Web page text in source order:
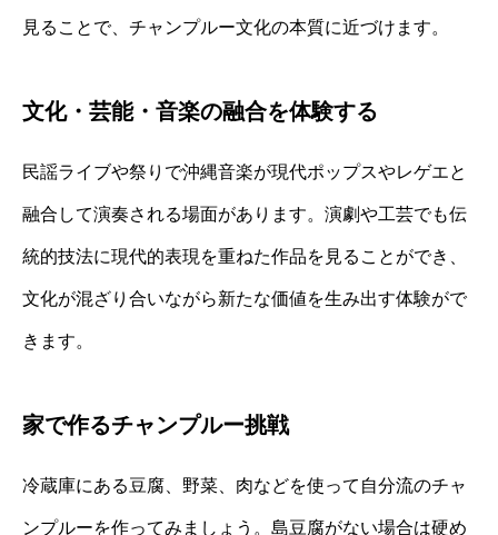
見ることで、チャンプルー文化の本質に近づけます。
文化・芸能・音楽の融合を体験する
民謡ライブや祭りで沖縄音楽が現代ポップスやレゲエと
融合して演奏される場面があります。演劇や工芸でも伝
統的技法に現代的表現を重ねた作品を見ることができ、
文化が混ざり合いながら新たな価値を生み出す体験がで
きます。
家で作るチャンプルー挑戦
冷蔵庫にある豆腐、野菜、肉などを使って自分流のチャ
ンプルーを作ってみましょう。島豆腐がない場合は硬め